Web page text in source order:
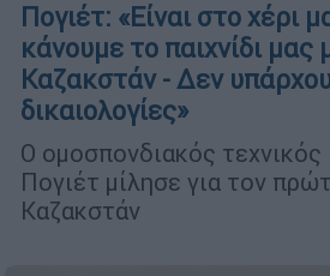
Πογιέτ: «Είναι στο χέρι
κάνουμε το παιχνίδι μας
Καζακστάν - Δεν
δικαιολογίες»
Ο ομοσπονδιακός
Πογιέτ μίλησε για τον
Καζακστάν